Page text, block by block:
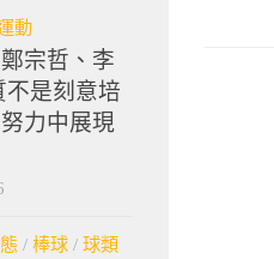
動
宗哲、李
不是刻意培
力中展現
/ 棒球 / 球類